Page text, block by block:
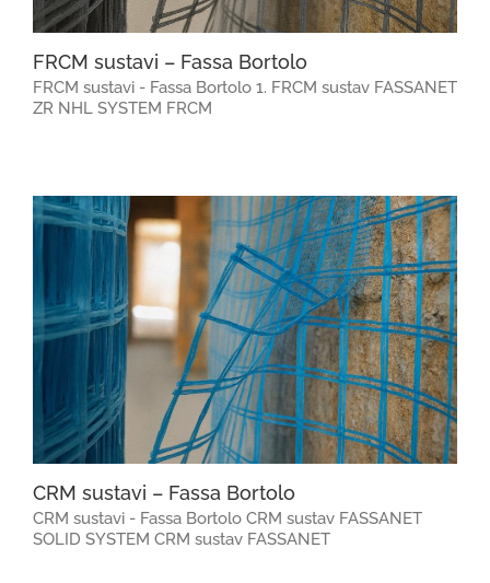
FRCM sustavi – Fassa Bortolo
FRCM sustavi - Fassa Bortolo 1. FRCM sustav FASSANET
ZR NHL SYSTEM FRCM
CRM sustavi – Fassa Bortolo
CRM sustavi - Fassa Bortolo CRM sustav FASSANET
SOLID SYSTEM CRM sustav FASSANET